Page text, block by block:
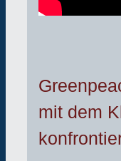
mit dem